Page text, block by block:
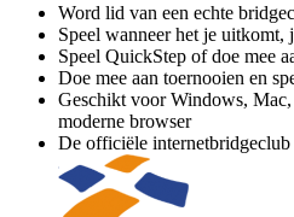
Word lid van een echte
Speel wanneer het je uitkomt,
Speel QuickStep of doe mee
Doe mee aan toernooien en
Geschikt voor Windows,
moderne browser
De officiële internetbridgeclub